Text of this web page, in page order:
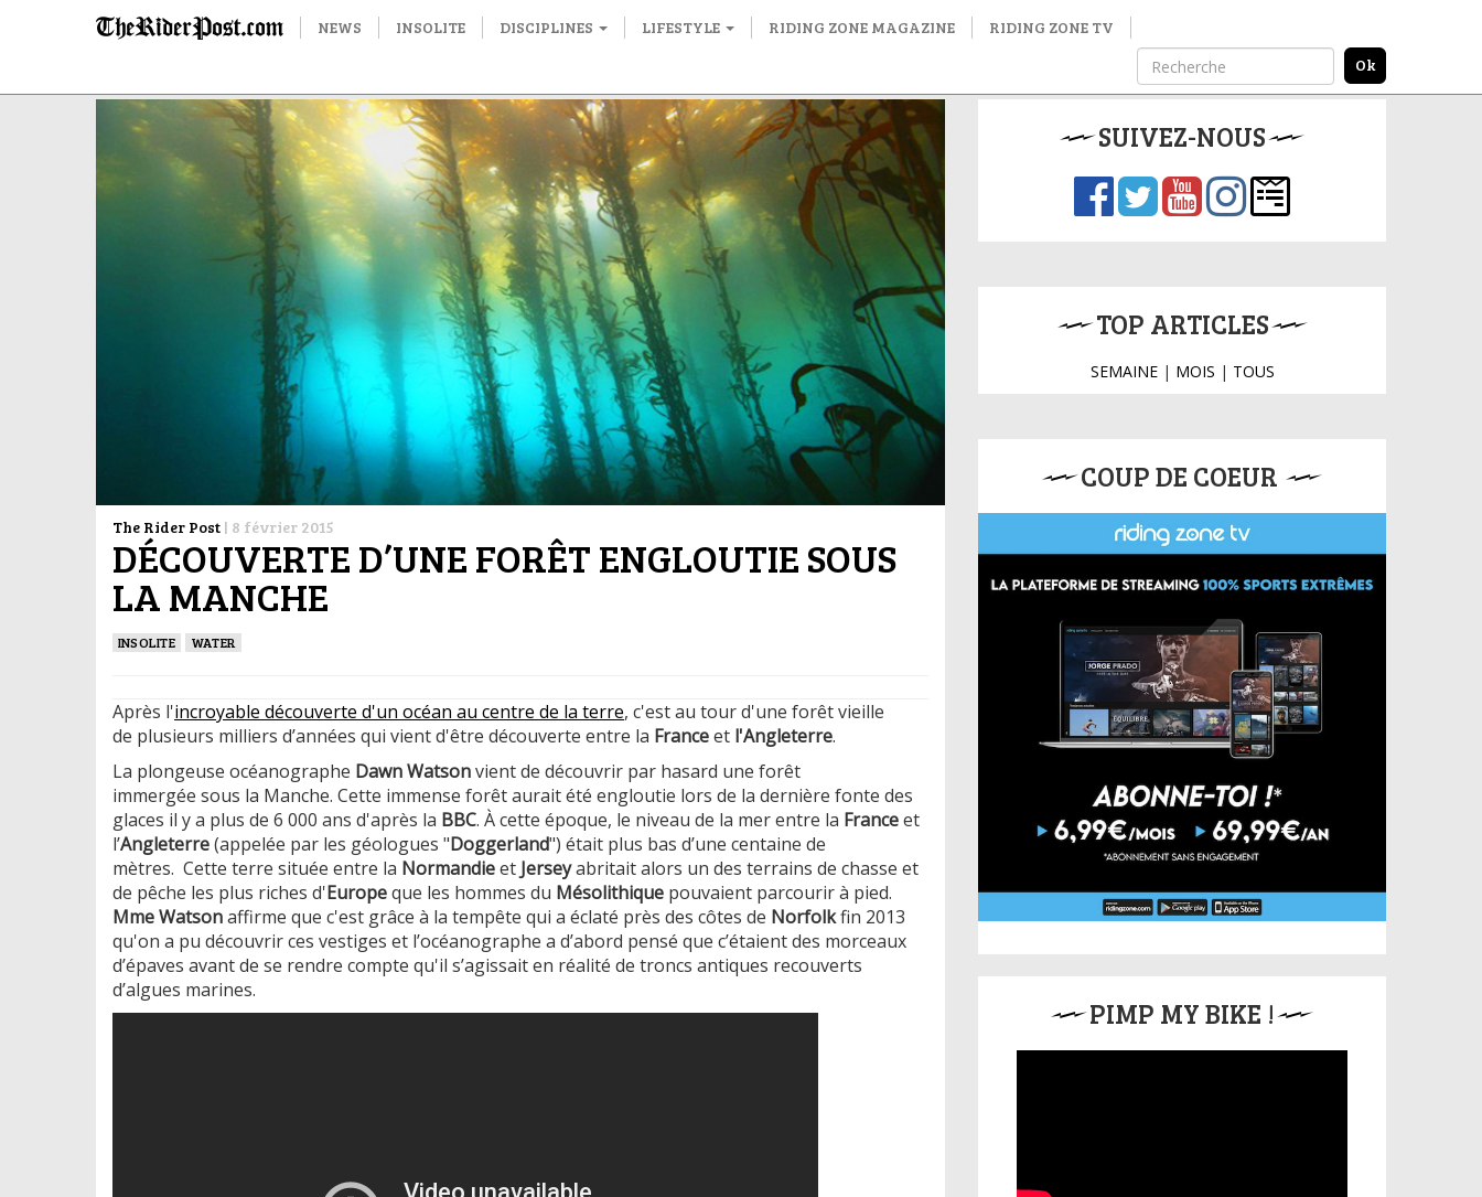
NEWS INSOLITE DISCIPLINES LIFESTYLE RIDING ZONE MAGAZINE RIDING ZONE TV
The Rider Post | 8 février 2015
DÉCOUVERTE D’UNE FORÊT ENGLOUTIE SOUS
LA MANCHE
INSOLITE WATER
Après l'incroyable découverte d'un océan au centre de la terre, c'est au tour d'une forêt vieille
de plusieurs milliers d’années qui vient d'être découverte entre la Franceet l'Angleterre.
La plongeuse océanographe Dawn Watsonvient de découvrir par hasard une forêt
immergée sous la Manche. Cette immense forêt aurait été engloutie lors de la dernière fonte des
glaces il y a plus de 6 000 ans d'après la BBC. À cette époque, le niveau de la mer entre la Franceet
l’Angleterre(appelée par les géologues "Doggerland") était plus bas d’une centaine de
mètres. Cette terre située entre la Normandieet Jerseyabritait alors un des terrains de chasse et
de pêche les plus riches d'Europeque les hommes du Mésolithique pouvaient parcourir à pied.
Mme Watsonaffirme que c'est grâce à la tempête qui a éclaté près des côtes de Norfolkfin 2013
qu'on a pu découvrir ces vestiges et l’océanographe a d’abord pensé que c’étaient des morceaux
d’épaves avant de se rendre compte qu'il s’agissait en réalité de troncs antiques recouverts
d’algues marines.
SUIVEZ-NOUS
TOP ARTICLES
SEMAINE| MOIS | TOUS
COUP DE COEUR
PIMP MY BIKE !